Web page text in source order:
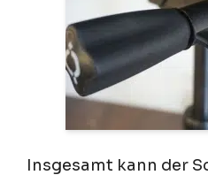
Insgesamt kann der